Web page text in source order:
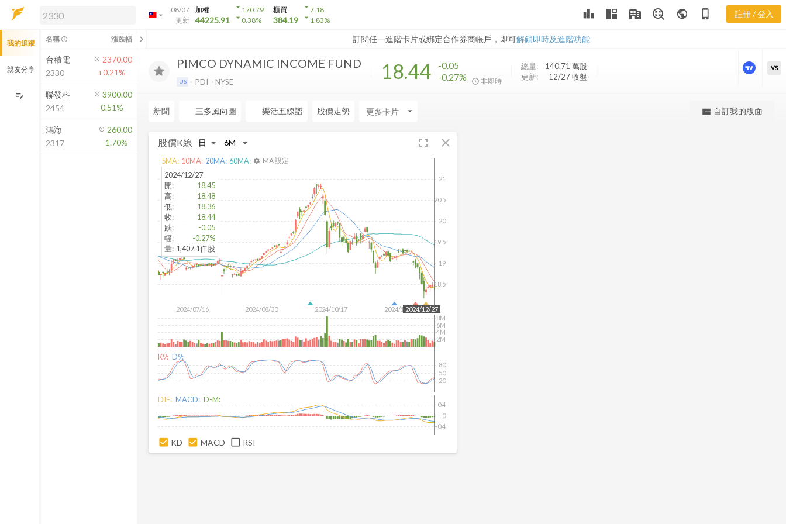
arrow_drop_down
08/07
更新
加權
44225.91
arrow_drop_down170.79
arrow_drop_down0.38%
櫃買
384.19
arrow_drop_down7.18
arrow_drop_down1.83% leaderboard public phone_iphone 註冊 / 登入
訂閱任一進階卡片或綁定合作券商帳戶，即可解鎖即時及進階功能
解鎖即時行情及進階功能
方案」，即可解鎖以下功能：
即時行情
即時市況與排行
成交金額熱力圖
前往方案訂閱
如何綁定合作券商
PDI 股價K線
PIMCO DYNAMIC INCOME FUND
US PDI NYSE 18.44
-0.05
-0.27%
非即時
總量: 140.71 萬股
更新:
12/27 收盤
更強大的進階價量圖表
VS
新聞 三多風向圖 樂活五線譜 股價走勢 arrow_drop_down view_quilt 自訂我的版面
股價K線 fullscreen close
2024/07/16 2024/08/30 2024/10/17 2024/12/04
18.5
19
19.5
20
20.5
21
2024/12/27
2M
4M
6M
8M
2024/12/27
開:
18.45
高:
18.48
低:
18.36
收:
18.44
跌:
-0.05
幅:
-0.27%
量: 1,407.1仟股
5MA: 10MA: 20MA: 60MA: settings MA 設定
K9: D9:
20
50
80
DIF: MACD: D-M:
-0.4
0
0.4
KD MACD RSI
我的追蹤
親友分享
edit_note
名稱 info_outline 漲跌幅 chevron_left
台積電
2330
2370.00
+0.21%
聯發科
2454
3900.00
-0.51%
鴻海
2317
260.00
-1.70%